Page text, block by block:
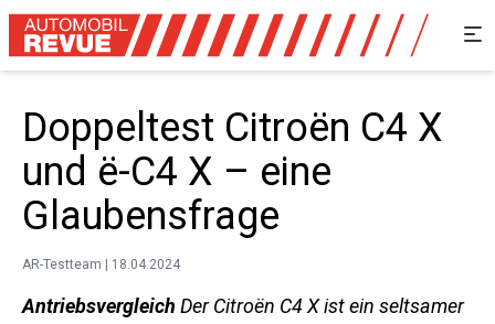
Doppeltest Citroën C4 X
und ë-C4 X – eine
Glaubensfrage
AR-Testteam | 18.04.2024
Antriebsvergleich Der Citroën C4 X ist ein seltsamer